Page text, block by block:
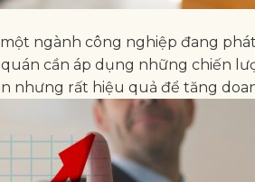
ngành công nghiệp đang
cần áp dụng những chiến
nhưng rất hiệu quả để tăng